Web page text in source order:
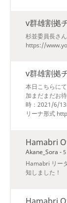
v群雄割拠
杉並委員長さ
https://
v群雄割拠
本日こちらに
加まだまだお
時：2021/6/
リーナ形式
Hamabri
Akane_Sora -
Hamabri リー
知しました！
Hamabri